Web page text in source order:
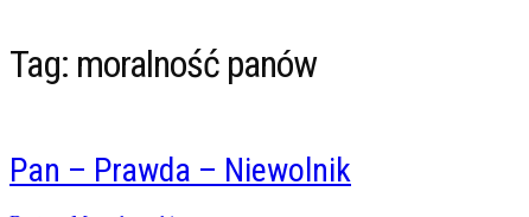
Tag: moralność panów
Pan – Prawda – Niewolnik